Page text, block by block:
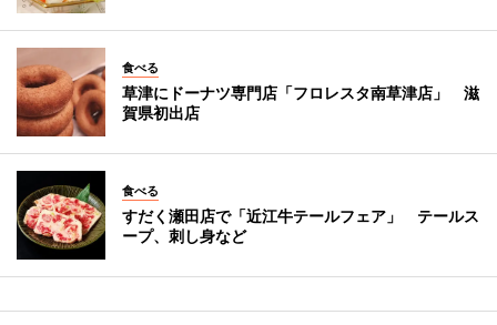
食べる
草津にドーナツ専門店「フロレスタ南草津店」 滋
賀県初出店
食べる
すだく瀬田店で「近江牛テールフェア」 テールス
ープ、刺し身など